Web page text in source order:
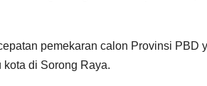
pemekaran calon Provinsi PBD
di Sorong Raya.